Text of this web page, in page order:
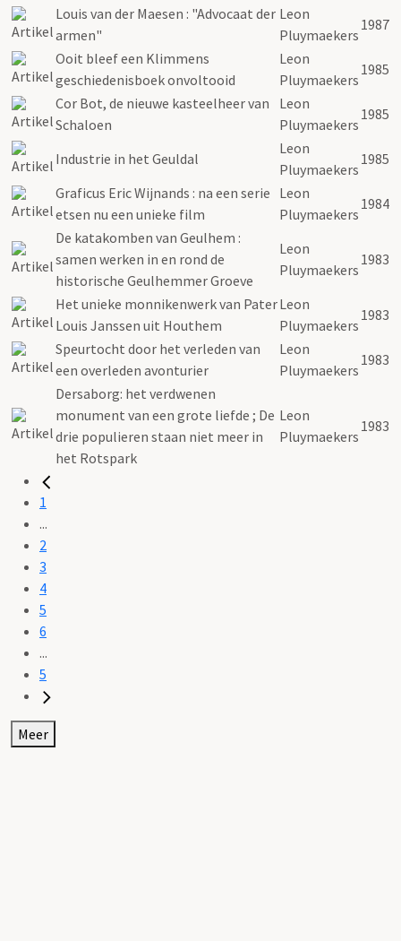
Louis van der Maesen : "Advocaat der
armen"
Leon
Pluymaekers
1987
Ooit bleef een Klimmens
geschiedenisboek onvoltooid
Leon
Pluymaekers
1985
Cor Bot, de nieuwe kasteelheer van
Schaloen
Leon
Pluymaekers
1985
Industrie in het Geuldal
Leon
Pluymaekers
1985
Graficus Eric Wijnands : na een serie
etsen nu een unieke film
Leon
Pluymaekers
1984
De katakomben van Geulhem :
samen werken in en rond de
historische Geulhemmer Groeve
Leon
Pluymaekers
1983
Het unieke monnikenwerk van Pater
Louis Janssen uit Houthem
Leon
Pluymaekers
1983
Speurtocht door het verleden van
een overleden avonturier
Leon
Pluymaekers
1983
Dersaborg: het verdwenen
monument van een grote liefde ; De
drie populieren staan niet meer in
het Rotspark
Leon
Pluymaekers
1983
1
...
2
3
4
5
6
...
5
Meer